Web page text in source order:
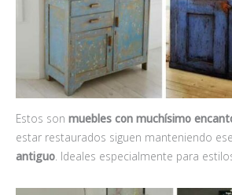
Estos son muebles con muchísimo
estar restaurados siguen manteniendo ese
antiguo . Ideales especialmente para